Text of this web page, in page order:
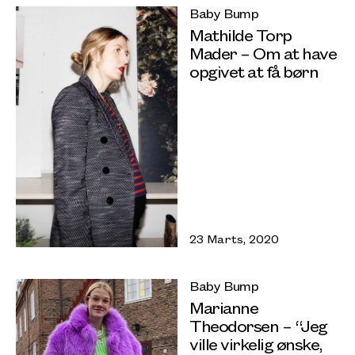
Baby Bump
Mathilde Torp
Mader – Om at have
opgivet at få børn
23 Marts, 2020
Baby Bump
Marianne
Theodorsen – “Jeg
ville virkelig ønske,